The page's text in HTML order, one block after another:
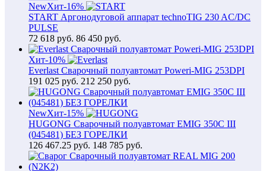
NewХит-16%
START Аргонодуговой аппарат technoTIG 230 AC/DC
PULSE
72 618 руб. 86 450 руб.
Хит-10%
Everlast Сварочный полуавтомат Poweri-MIG 253DPI
191 025 руб. 212 250 руб.
NewХит-15%
HUGONG Сварочный полуавтомат EMIG 350C III
(045481) БЕЗ ГОРЕЛКИ
126 467.25 руб. 148 785 руб.